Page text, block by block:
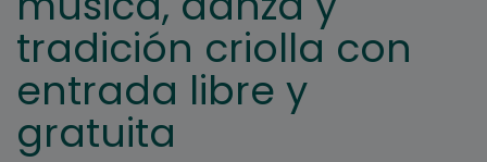
tradición criolla con
entrada libre y
gratuita